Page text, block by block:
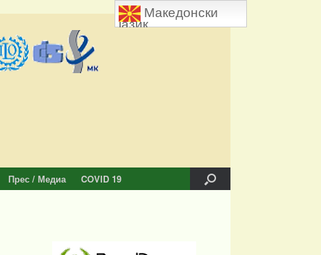
Прес / Медиа COVID 19
Македонски
јазик